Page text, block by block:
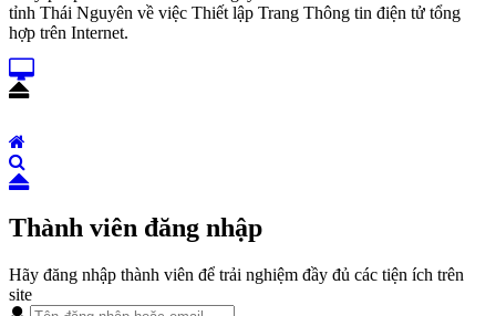
tỉnh Thái Nguyên về việc Thiết lập Trang Thông tin điện tử tổng
hợp trên Internet.
Thành viên đăng nhập
Hãy đăng nhập thành viên để trải nghiệm đầy đủ các tiện ích trên
site